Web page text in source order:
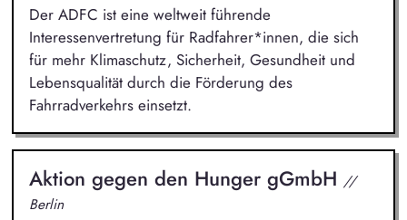
Der ADFC ist eine weltweit führende
Interessenvertretung für Radfahrer*innen, die sich
für mehr Klimaschutz, Sicherheit, Gesundheit und
Lebensqualität durch die Förderung des
Fahrradverkehrs einsetzt.
Aktion gegen den Hunger gGmbH //
Berlin